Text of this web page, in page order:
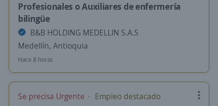
Profesionales o Auxiliares de enfermería
bilingüe
B&B HOLDING MEDELLIN S.A.S
Medellín, Antioquia
Hace 8 horas
Se precisa Urgente Empleo destacado